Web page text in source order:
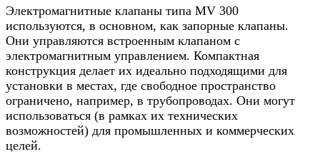
Электромагнитные клапаны типа MV 300
используются, в основном, как запорные клапаны.
Они управляются встроенным клапаном с
электромагнитным управлением. Компактная
конструкция делает их идеально подходящими для
установки в местах, где свободное пространство
ограничено, например, в трубопроводах. Они могут
использоваться (в рамках их технических
возможностей) для промышленных и коммерческих
целей.